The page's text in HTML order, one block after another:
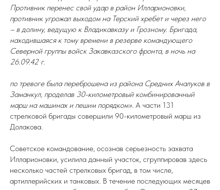
Противник перенес свой удар в район Илларионовки,
противник угрожал выходом на Терский хребет и через него
– в долину, ведущую к Владикавказу и Грозному. Бригада,
находившаяся к тому времени в резерве командующего
Северной группы войск Закавказского фронта, в ночь на
26.09.42 г.
по тревоге была переброшена из района Средних Ачалуков в
Заманкул, проделав 30-километровый комбинированный
марш на машинах и пешим порядком». А части 131
стрелковой бригады совершили 90-километровый марш из
Долакова.
Советское командование, осознав серьезность захвата
Илларионовки, усилила данный участок, сгруппировав здесь
несколько частей стрелковых бригад, в том числе,
артиллерийских и танковых. В течение последующих месяцев